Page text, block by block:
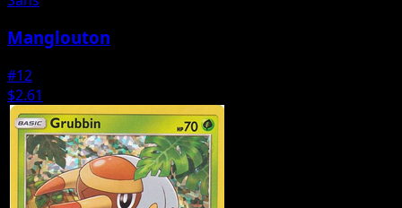
Manglouton
#12
$2.61